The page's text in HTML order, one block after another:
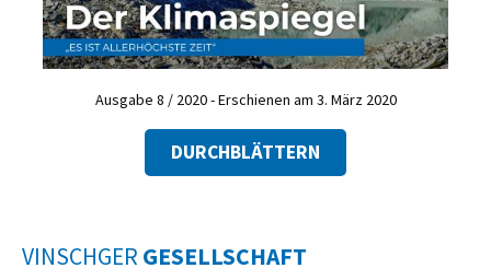
Ausgabe 8 / 2020 - Erschienen am 3. März 2020
DURCHBLÄTTERN
VINSCHGER GESELLSCHAFT